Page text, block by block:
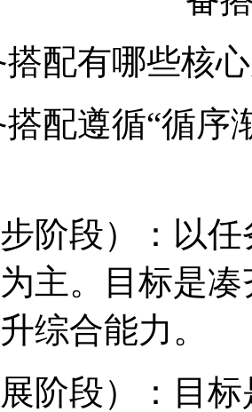
搭配有哪些核
配遵循“循序
阶段）：以
主。目标是
综合能力。
阶段）：目